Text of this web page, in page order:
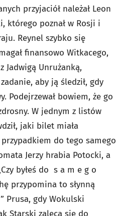
przyjaciół należał Leon
którego poznał w Rosji i
Reynel szybko się
finansowo Witkacego,
Jadwigą Unrużanką,
aby ją śledził, gdy
Podejrzewał bowiem, że go
W jednym z listów
jaki bilet miała
do tego samego
Jerzy hrabia Potocki, a
byłeś do s a m e g o
przypomina to słynną
Prusa, gdy Wokulski
Starski zaleca się do